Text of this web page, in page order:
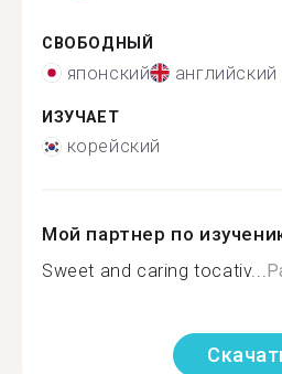
СВОБОДНЫЙ
японский английский
ИЗУЧАЕТ
корейский
Мой партнер по
Sweet and caring tocativ...